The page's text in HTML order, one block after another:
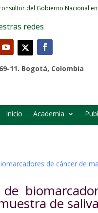
del Gobierno Nacional
redes
69-11. Bogotá, Colombia
Inicio Academia
de
de saliva